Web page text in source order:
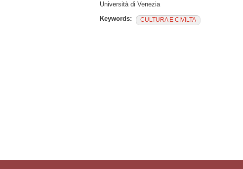
Università di Venezia
Keywords:
CULTURA E CIVILTA